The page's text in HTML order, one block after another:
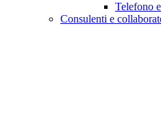
Telefono
Consulenti e